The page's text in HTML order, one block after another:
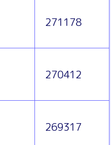
271178
270412
269317